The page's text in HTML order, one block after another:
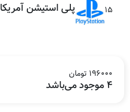
15 پلی استیشن آمریکا
196000 تومان
4 موجود می‌باشد